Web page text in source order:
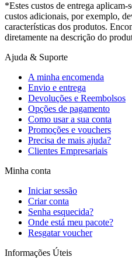
*Estes custos de entrega
custos adicionais, por exemplo,
características dos produtos.
diretamente na descrição do
Ajuda & Suporte
A minha encomenda
Envio e entrega
Devoluções e Reembolsos
Opções de pagamento
Como usar a sua conta
Promoções e vouchers
Precisa de mais ajuda?
Clientes Empresariais
Minha conta
Iniciar sessão
Criar conta
Senha esquecida?
Onde está meu pacote?
Resgatar voucher
Informações Úteis